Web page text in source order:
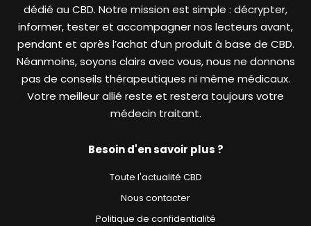
dédié au CBD. Notre mission est simple : décrypter,
informer, tester et accompagner nos lecteurs avant,
pendant et après l’achat d’un produit à base de CBD.
Néanmoins, soyons clairs avec vous, nous ne donnons
pas de conseils thérapeutiques ni même médicaux.
Votre meilleur allié reste et restera toujours votre
médecin traitant.
Besoin d'en savoir plus ?
Toute l'actualité CBD
Nous contacter
Politique de confidentialité